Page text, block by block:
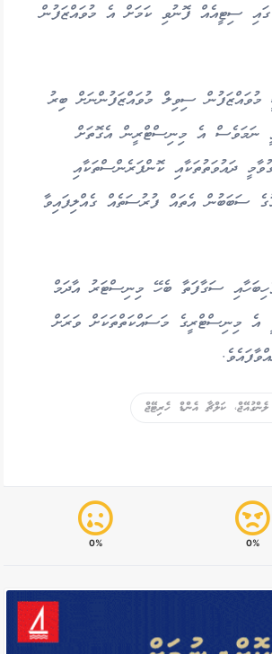
ގޯސްވެފައިވާތީ އެ މުވައްޒަފުން ރައީސް މުއިއްޒަށް މިދިޔަ މަހުގެ 25 ގައި ސިޓީއެއް ފޮނުވި ކަމަށް އެ މުވައްޒަފުން
ސިވިލް މުވައްޒަފުންނަށް ބިރު
ނަމަވެސް އެ މިނިސްޓްރީން އެގޮތަށް
ދައުވަތުތަކާއި ކޮންފަރެންސްތަކާއި
ސަބަބުން އެތައް ފުރުސަތެއް ގެއްލިފައިވާ
ސަގާފަތާ ބެހޭ މިނިސްޓަރު އާދަމް
އެ މިނިސްޓްރީގެ މަސައްކަތްތަކަށް ވަރަށް
ކަލްޗާ އެންޑް ހެރިޓޭޖް
0%
0%